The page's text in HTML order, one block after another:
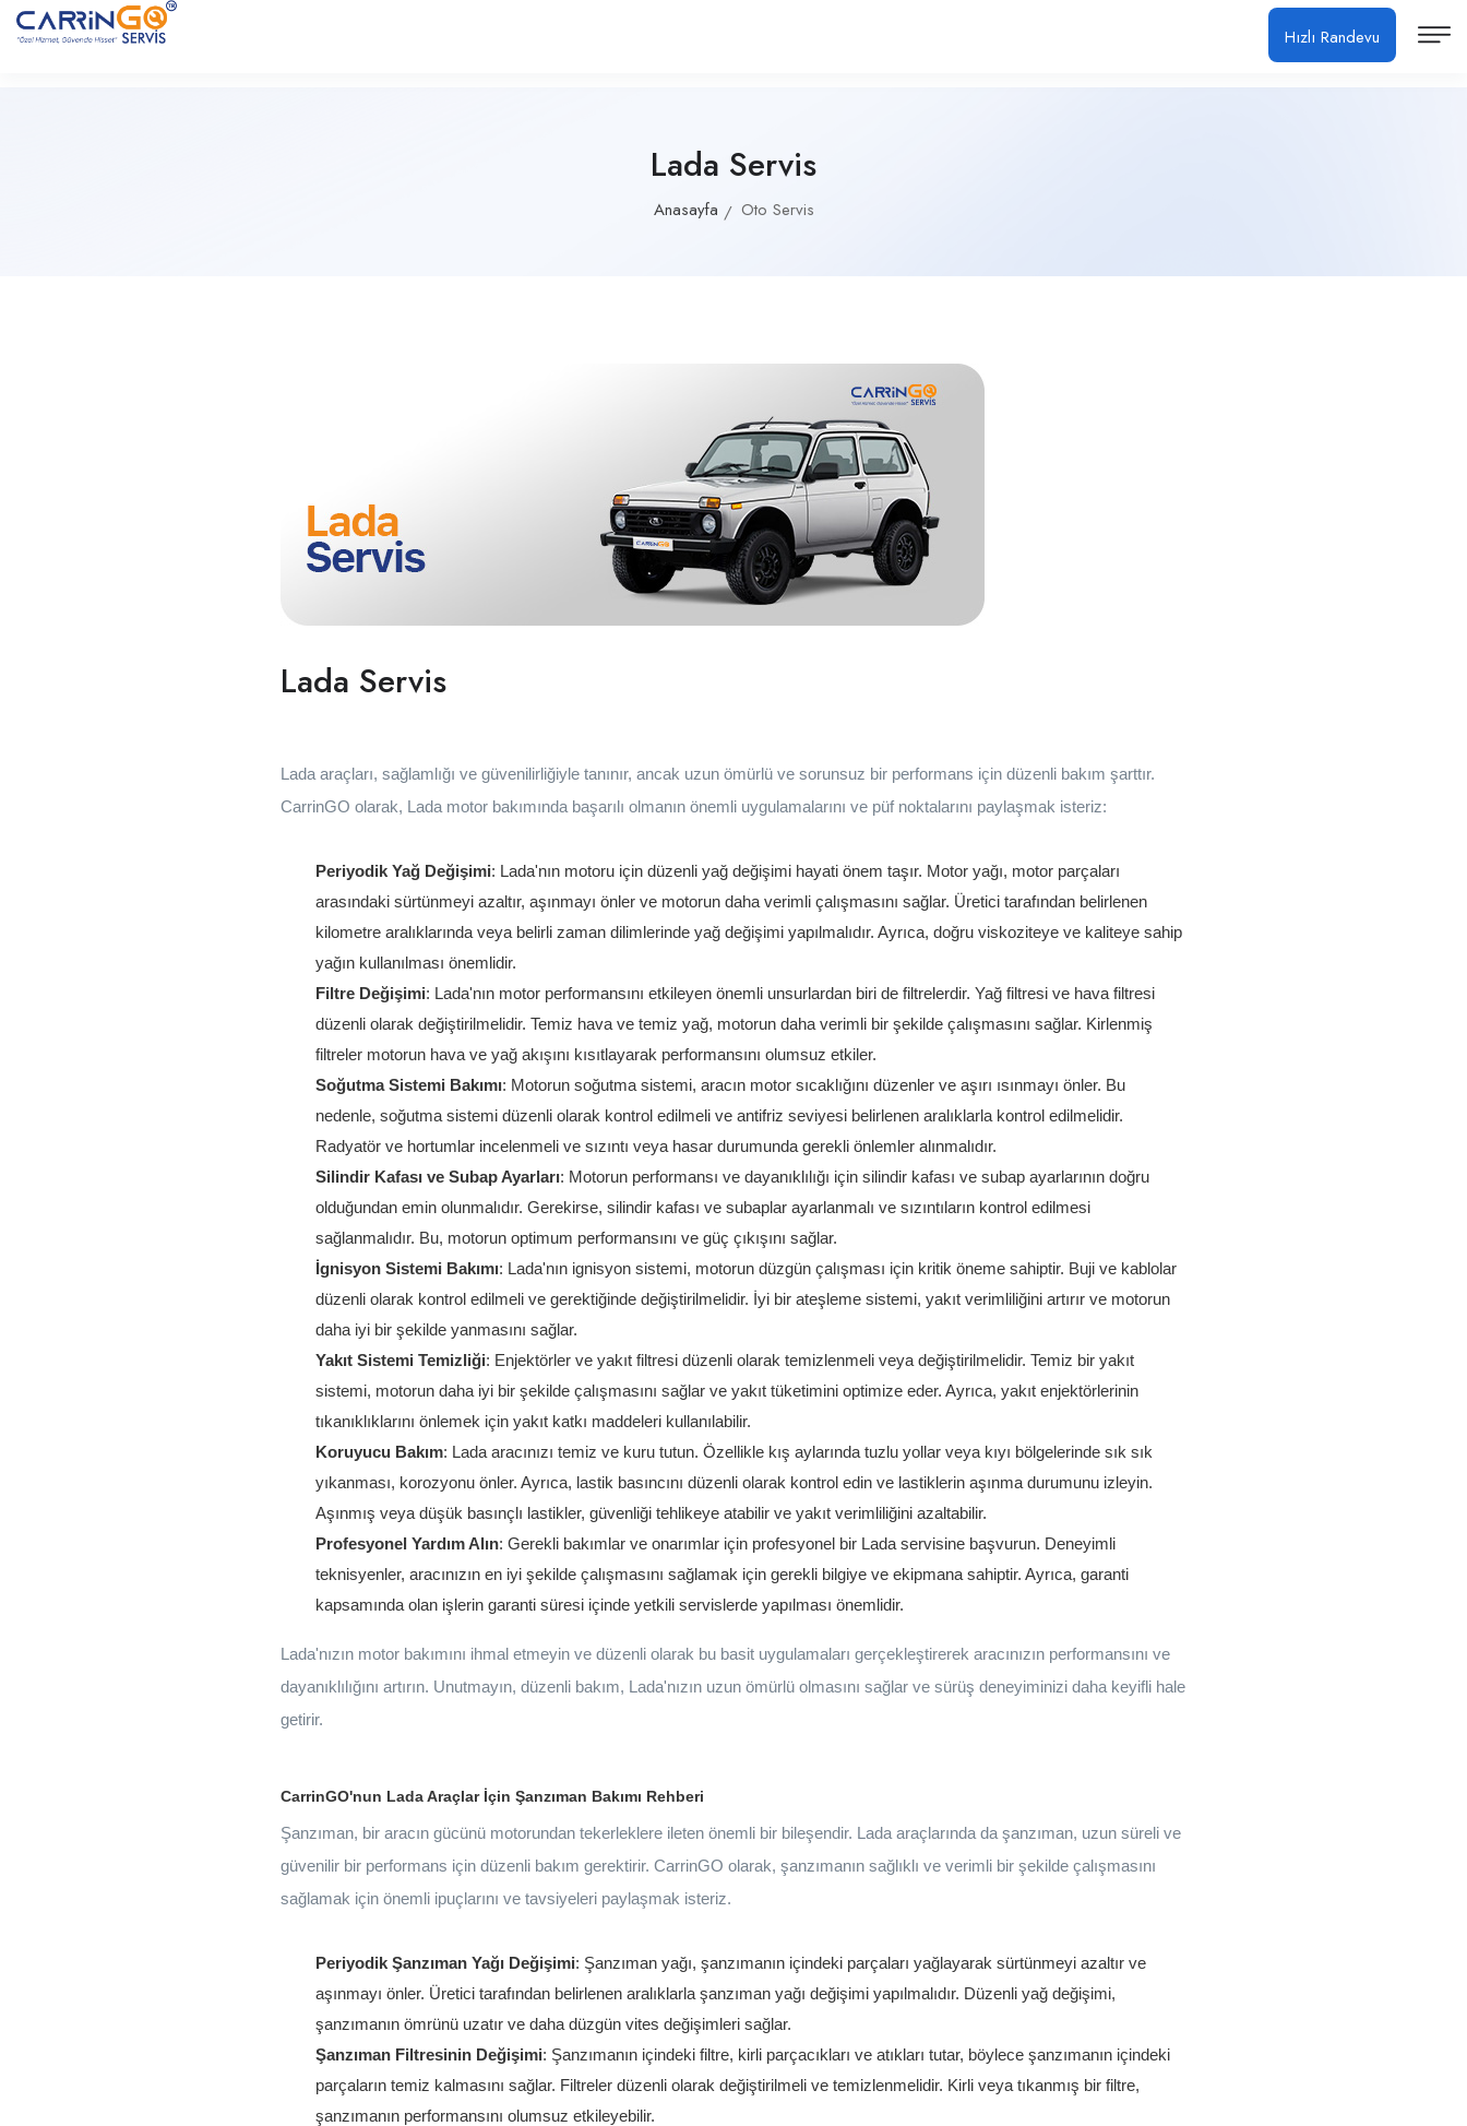
Hızlı Randevu
Lada Servis
Anasayfa Oto Servis
Lada Servis
Lada araçları, sağlamlığı ve güvenilirliğiyle tanınır, ancak uzun ömürlü ve sorunsuz bir performans için düzenli bakım şarttır.
CarrinGO olarak, Lada motor bakımında başarılı olmanın önemli uygulamalarını ve püf noktalarını paylaşmak isteriz:
Periyodik Yağ Değişimi: Lada'nın motoru için düzenli yağ değişimi hayati önem taşır. Motor yağı, motor parçaları
arasındaki sürtünmeyi azaltır, aşınmayı önler ve motorun daha verimli çalışmasını sağlar. Üretici tarafından belirlenen
kilometre aralıklarında veya belirli zaman dilimlerinde yağ değişimi yapılmalıdır. Ayrıca, doğru viskoziteye ve kaliteye sahip
yağın kullanılması önemlidir.
Filtre Değişimi: Lada'nın motor performansını etkileyen önemli unsurlardan biri de filtrelerdir. Yağ filtresi ve hava filtresi
düzenli olarak değiştirilmelidir. Temiz hava ve temiz yağ, motorun daha verimli bir şekilde çalışmasını sağlar. Kirlenmiş
filtreler motorun hava ve yağ akışını kısıtlayarak performansını olumsuz etkiler.
Soğutma Sistemi Bakımı: Motorun soğutma sistemi, aracın motor sıcaklığını düzenler ve aşırı ısınmayı önler. Bu
nedenle, soğutma sistemi düzenli olarak kontrol edilmeli ve antifriz seviyesi belirlenen aralıklarla kontrol edilmelidir.
Radyatör ve hortumlar incelenmeli ve sızıntı veya hasar durumunda gerekli önlemler alınmalıdır.
Silindir Kafası ve Subap Ayarları: Motorun performansı ve dayanıklılığı için silindir kafası ve subap ayarlarının doğru
olduğundan emin olunmalıdır. Gerekirse, silindir kafası ve subaplar ayarlanmalı ve sızıntıların kontrol edilmesi
sağlanmalıdır. Bu, motorun optimum performansını ve güç çıkışını sağlar.
İgnisyon Sistemi Bakımı: Lada'nın ignisyon sistemi, motorun düzgün çalışması için kritik öneme sahiptir. Buji ve kablolar
düzenli olarak kontrol edilmeli ve gerektiğinde değiştirilmelidir. İyi bir ateşleme sistemi, yakıt verimliliğini artırır ve motorun
daha iyi bir şekilde yanmasını sağlar.
Yakıt Sistemi Temizliği: Enjektörler ve yakıt filtresi düzenli olarak temizlenmeli veya değiştirilmelidir. Temiz bir yakıt
sistemi, motorun daha iyi bir şekilde çalışmasını sağlar ve yakıt tüketimini optimize eder. Ayrıca, yakıt enjektörlerinin
tıkanıklıklarını önlemek için yakıt katkı maddeleri kullanılabilir.
Koruyucu Bakım: Lada aracınızı temiz ve kuru tutun. Özellikle kış aylarında tuzlu yollar veya kıyı bölgelerinde sık sık
yıkanması, korozyonu önler. Ayrıca, lastik basıncını düzenli olarak kontrol edin ve lastiklerin aşınma durumunu izleyin.
Aşınmış veya düşük basınçlı lastikler, güvenliği tehlikeye atabilir ve yakıt verimliliğini azaltabilir.
Profesyonel Yardım Alın: Gerekli bakımlar ve onarımlar için profesyonel bir Lada servisine başvurun. Deneyimli
teknisyenler, aracınızın en iyi şekilde çalışmasını sağlamak için gerekli bilgiye ve ekipmana sahiptir. Ayrıca, garanti
kapsamında olan işlerin garanti süresi içinde yetkili servislerde yapılması önemlidir.
Lada'nızın motor bakımını ihmal etmeyin ve düzenli olarak bu basit uygulamaları gerçekleştirerek aracınızın performansını ve
dayanıklılığını artırın. Unutmayın, düzenli bakım, Lada'nızın uzun ömürlü olmasını sağlar ve sürüş deneyiminizi daha keyifli hale
getirir.
CarrinGO'nun Lada Araçlar İçin Şanzıman Bakımı Rehberi
Şanzıman, bir aracın gücünü motorundan tekerleklere ileten önemli bir bileşendir. Lada araçlarında da şanzıman, uzun süreli ve
güvenilir bir performans için düzenli bakım gerektirir. CarrinGO olarak, şanzımanın sağlıklı ve verimli bir şekilde çalışmasını
sağlamak için önemli ipuçlarını ve tavsiyeleri paylaşmak isteriz.
Periyodik Şanzıman Yağı Değişimi: Şanzıman yağı, şanzımanın içindeki parçaları yağlayarak sürtünmeyi azaltır ve
aşınmayı önler. Üretici tarafından belirlenen aralıklarla şanzıman yağı değişimi yapılmalıdır. Düzenli yağ değişimi,
şanzımanın ömrünü uzatır ve daha düzgün vites değişimleri sağlar.
Şanzıman Filtresinin Değişimi: Şanzımanın içindeki filtre, kirli parçacıkları ve atıkları tutar, böylece şanzımanın içindeki
parçaların temiz kalmasını sağlar. Filtreler düzenli olarak değiştirilmeli ve temizlenmelidir. Kirli veya tıkanmış bir filtre,
şanzımanın performansını olumsuz etkileyebilir.